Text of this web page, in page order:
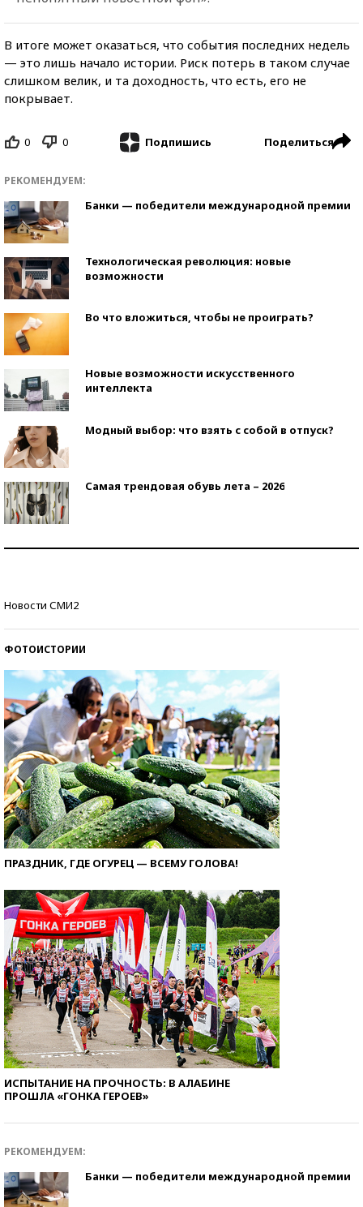
В итоге может оказаться, что события последних недель
— это лишь начало истории. Риск потерь в таком случае
слишком велик, и та доходность, что есть, его не
покрывает.
0 0 Подпишись Поделиться
РЕКОМЕНДУЕМ:
Банки — победители международной премии
Технологическая революция: новые
возможности
Во что вложиться, чтобы не проиграть?
Новые возможности искусственного
интеллекта
Модный выбор: что взять с собой в отпуск?
Самая трендовая обувь лета – 2026
Новости СМИ2
ФОТОИСТОРИИ
ПРАЗДНИК, ГДЕ ОГУРЕЦ — ВСЕМУ ГОЛОВА!
ИСПЫТАНИЕ НА ПРОЧНОСТЬ: В АЛАБИНЕ
ПРОШЛА «ГОНКА ГЕРОЕВ»
РЕКОМЕНДУЕМ:
Банки — победители международной премии